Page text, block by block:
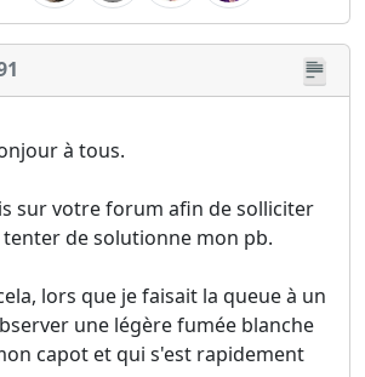
à tous.
sur votre forum afin de solliciter
de solutionne mon pb.
lors que je faisait la queue à un
une légère fumée blanche
capot et qui s'est rapidement